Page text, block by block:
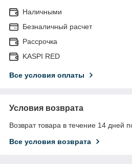
Наличными
Безналичный расчет
Рассрочка
KASPI RED
Все условия оплаты
Условия возврата
Возврат товара в течение 14 дней
Все условия возврата